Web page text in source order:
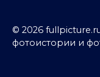
© 2026
фотоистории и